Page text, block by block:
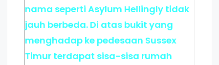
nama seperti Asylum Hellingly tidak
jauh berbeda. Di atas bukit yang
menghadap ke pedesaan Sussex
Timur terdapat sisa-sisa rumah